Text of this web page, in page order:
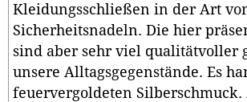
Kleidungsschließen in der Art
Sicherheitsnadeln. Die hier
sind aber sehr viel qualitätvoller
unsere Alltagsgegenstände. Es
feuervergoldeten Silberschmuck.